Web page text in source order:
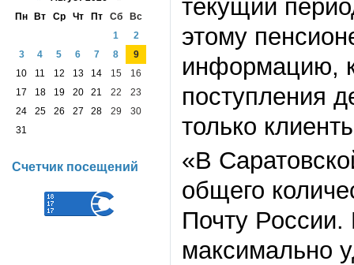
текущий
этому
информацию,
поступления
только
«В
общего
Почту
максимально
Пн
Вт Ср Чт Пт Сб
Вс
1
2
3
4 5 6 7 8
9
10
11 12 13 14 15
16
17
18 19 20 21 22
23
24
25 26 27 28 29
30
31
Счетчик посещений